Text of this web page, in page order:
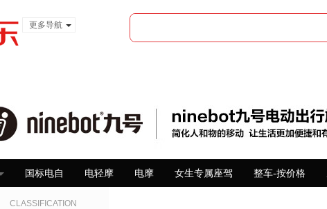
更多导航
国标电自 电轻摩 电摩 女生专属座驾 整车-按价格
CLASSIFICATION